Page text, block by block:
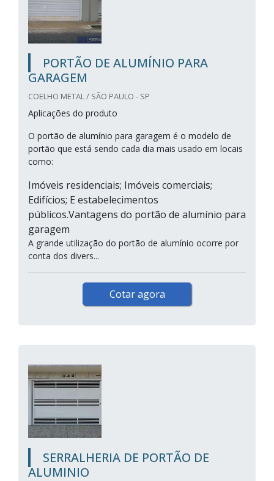
PORTÃO DE ALUMÍNIO PARA
GARAGEM
COELHO METAL / SÃO PAULO - SP
Aplicações do produto
O portão de alumínio para garagem é o modelo de
portão que está sendo cada dia mais usado em locais
como:
Imóveis residenciais; Imóveis comerciais;
Edifícios; E estabelecimentos
públicos.Vantagens do portão de alumínio para
garagem
A grande utilização do portão de alumínio ocorre por
conta dos divers...
Cotar agora
SERRALHERIA DE PORTÃO DE
ALUMINIO